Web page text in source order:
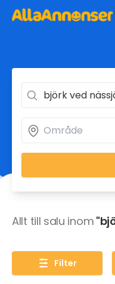
Allt till salu inom
Filter